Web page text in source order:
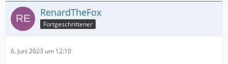
RenardTheFox
Fortgeschrittener
6. Juni 2023 um 12:10